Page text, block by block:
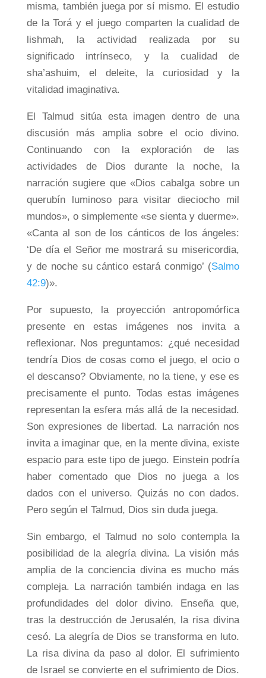
misma, también juega por sí mismo. El estudio
de la Torá y el juego comparten la cualidad de
lishmah, la actividad realizada por su
significado intrínseco, y la cualidad de
sha’ashuim, el deleite, la curiosidad y la
vitalidad imaginativa.
El Talmud sitúa esta imagen dentro de una
discusión más amplia sobre el ocio divino.
Continuando con la exploración de las
actividades de Dios durante la noche, la
narración sugiere que «Dios cabalga sobre un
querubín luminoso para visitar dieciocho mil
mundos», o simplemente «se sienta y duerme».
«Canta al son de los cánticos de los ángeles:
‘De día el Señor me mostrará su misericordia,
y de noche su cántico estará conmigo’ (Salmo
42:9)».
Por supuesto, la proyección antropomórfica
presente en estas imágenes nos invita a
reflexionar. Nos preguntamos: ¿qué necesidad
tendría Dios de cosas como el juego, el ocio o
el descanso? ​​Obviamente, no la tiene, y ese es
precisamente el punto. Todas estas imágenes
representan la esfera más allá de la necesidad.
Son expresiones de libertad. La narración nos
invita a imaginar que, en la mente divina, existe
espacio para este tipo de juego. Einstein podría
haber comentado que Dios no juega a los
dados con el universo. Quizás no con dados.
Pero según el Talmud, Dios sin duda juega.
Sin embargo, el Talmud no solo contempla la
posibilidad de la alegría divina. La visión más
amplia de la conciencia divina es mucho más
compleja. La narración también indaga en las
profundidades del dolor divino. Enseña que,
tras la destrucción de Jerusalén, la risa divina
cesó. La alegría de Dios se transforma en luto.
La risa divina da paso al dolor. El sufrimiento
de Israel se convierte en el sufrimiento de Dios.